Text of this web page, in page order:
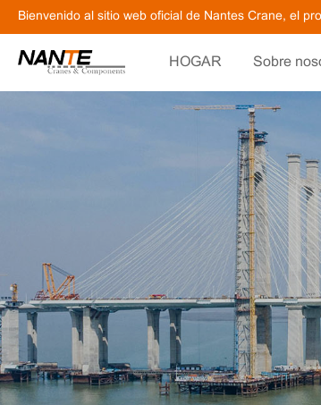
Bienvenido al sitio web oficial de Nantes Crane, el
HOGAR Sobre